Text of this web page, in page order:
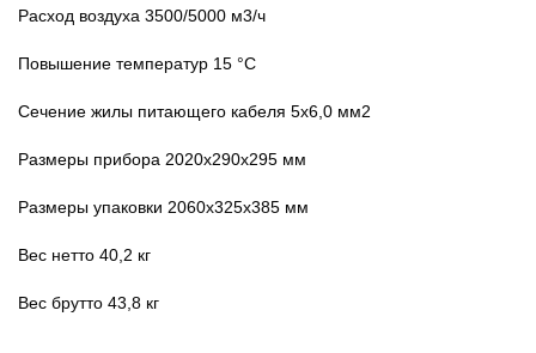
Расход воздуха 3500/5000 м3/ч
Повышение температур 15 °С
Сечение жилы питающего кабеля 5x6,0 мм2
Размеры прибора 2020x290x295 мм
Размеры упаковки 2060x325x385 мм
Вес нетто 40,2 кг
Вес брутто 43,8 кг